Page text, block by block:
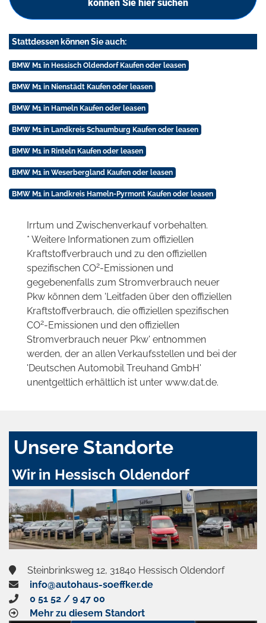
können Sie hier suchen
Stattdessen können Sie auch:
BMW M1 in Hessisch Oldendorf Kaufen oder leasen
BMW M1 in Nienstädt Kaufen oder leasen
BMW M1 in Hameln Kaufen oder leasen
BMW M1 in Landkreis Schaumburg Kaufen oder leasen
BMW M1 in Rinteln Kaufen oder leasen
BMW M1 in Weserbergland Kaufen oder leasen
BMW M1 in Landkreis Hameln-Pyrmont Kaufen oder leasen
Irrtum und Zwischenverkauf vorbehalten.
* Weitere Informationen zum offiziellen
Kraftstoffverbrauch und zu den offiziellen
spezifischen CO2-Emissionen und
gegebenenfalls zum Stromverbrauch neuer
Pkw können dem 'Leitfaden über den offiziellen
Kraftstoffverbrauch, die offiziellen spezifischen
CO2-Emissionen und den offiziellen
Stromverbrauch neuer Pkw' entnommen
werden, der an allen Verkaufsstellen und bei der
'Deutschen Automobil Treuhand GmbH'
unentgeltlich erhältlich ist unter www.dat.de.
Unsere Standorte
Wir in Hessisch Oldendorf
Steinbrinksweg 12, 31840 Hessisch Oldendorf
info@autohaus-soeffker.de
0 51 52 / 9 47 00
Mehr zu diesem Standort